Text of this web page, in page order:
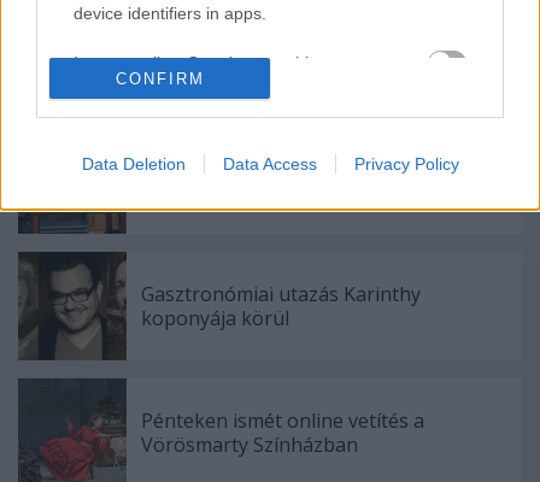
device identifiers in apps.
I want to allow Google to enable storage
related to functionality of the website or app.
related to personalization.
I want to allow Google to enable storage
related to security, including authentication
functionality and fraud prevention, and other
user protection.
CONFIRM
Data Deletion Data Access Privacy Policy
"Csak engedjenek át a határon, jövünk!"
Bányavirág 50 – Közönségtalálkozó és
Gasztronómiai utazás Karinthy
koponyája körül
Pénteken ismét online vetítés a
Vörösmarty Színházban